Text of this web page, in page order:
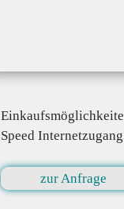
Speed
zur Anfrage